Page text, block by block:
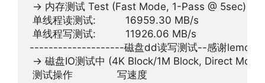
-> 内存测试 Test (Fast Mode, 1-Pass @ 5sec)
单线程读测试:          16959.30 MB/s
单线程写测试:          11926.06 MB/s
--------------------磁盘dd读写测试--感谢
-> 磁盘IO测试中 (4K Block/1M Block, Direct
测试操作               写速度                                  读